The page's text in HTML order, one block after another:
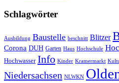
Schlagwörter
Ausbildung Baustelle beschnitt Blitzer
Corona DUH Garten Haus Hochschule
Hochwasser Info Kinder Kramermarkt
Niedersachsen NLWKN